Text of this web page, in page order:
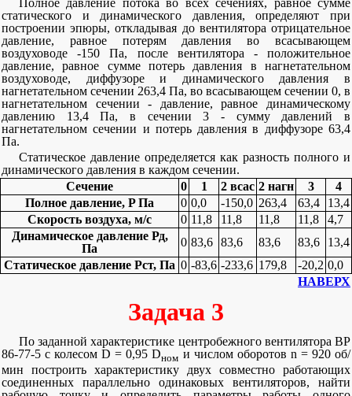
Полное давление потока во всех сечениях, равное сумме
статического и динамического давления, определяют при
построении эпюры, откладывая до вентилятора отрицательное
давление, равное потерям давления во всасывающем
воздуховоде -150 Па, после вентилятора - положительное
давление, равное сумме потерь давления в нагнетательном
воздуховоде, диффузоре и динамического давления в
нагнетательном сечении 263,4 Па, во всасывающем сечении 0, в
нагнетательном сечении - давление, равное динамическому
давлению 13,4 Па, в сечении 3 - сумму давлений в
нагнетательном сечении и потерь давления в диффузоре 63,4
Па.
Статическое давление определяется как разность полного и
динамического давления в каждом сечении.
Сечение
0 1 2 всас 2 нагн 3
4
Полное давление, P Па
0 0,0 -150,0 263,4 63,4
13,4
Скорость воздуха, м/c
0 11,8 11,8 11,8 11,8
4,7
Динамическое давление Рд,
Па
0 83,6 83,6 83,6 83,6
13,4
Статическое давление Рст, Па 0 -83,6 -233,6 179,8 -20,2 0,0
НАВЕРХ
Задача 3
По заданной характеристике центробежного вентилятора ВР
86-77-5 с колесом D = 0,95 Dном и числом оборотов n = 920 об/
мин построить характеристику двух совместно работающих
соединенных параллельно одинаковых вентиляторов, найти